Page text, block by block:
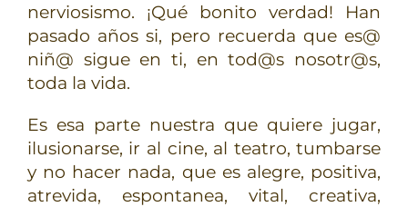
nerviosismo. ¡Qué bonito verdad! Han
pasado años si, pero recuerda que es@
niñ@ sigue en ti, en tod@s nosotr@s,
toda la vida.
Es esa parte nuestra que quiere jugar,
ilusionarse, ir al cine, al teatro, tumbarse
y no hacer nada, que es alegre, positiva,
atrevida, espontanea, vital, creativa,